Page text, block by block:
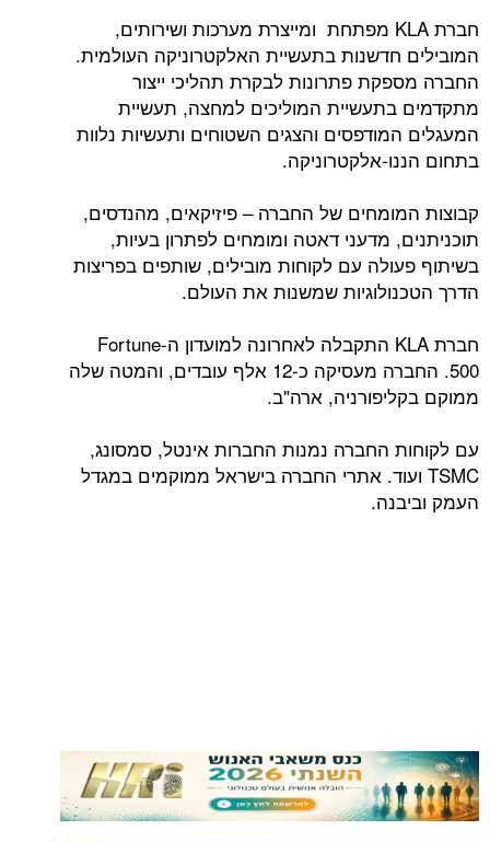
חברת KLA מפתחת ומייצרת מערכות ושירותים,
המובילים חדשנות בתעשיית האלקטרוניקה העולמית.
החברה מספקת פתרונות לבקרת תהליכי ייצור
מתקדמים בתעשיית המוליכים למחצה, תעשיית
המעגלים המודפסים והצגים השטוחים ותעשיות נלוות
בתחום הננו-אלקטרוניקה.
קבוצות המומחים של החברה – פיזיקאים, מהנדסים,
תוכניתנים, מדעני דאטה ומומחים לפתרון בעיות,
בשיתוף פעולה עם לקוחות מובילים, שותפים בפריצות
הדרך הטכנולוגיות שמשנות את העולם.
חברת KLA התקבלה לאחרונה למועדון ה-Fortune
500. החברה מעסיקה כ-12 אלף עובדים, והמטה שלה
ממוקם בקליפורניה, ארה"ב.
עם לקוחות החברה נמנות החברות אינטל, סמסונג,
TSMC ועוד. אתרי החברה בישראל ממוקמים במגדל
העמק וביבנה.